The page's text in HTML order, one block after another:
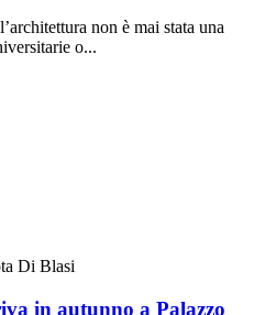
non è mai stata una
o...
Di Blasi
in autunno a Palazzo